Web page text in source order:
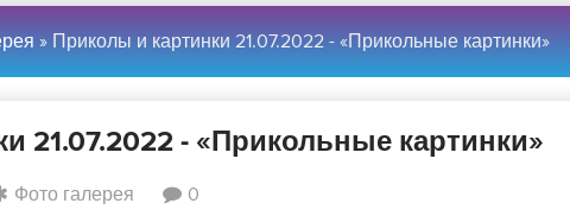
» Приколы и картинки 21.07.2022 - «Прикольные картинки»
21.07.2022 - «Прикольные картинки»
Фото галерея 0